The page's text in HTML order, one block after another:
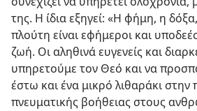
της. Η ίδια εξηγεί: «Η φήμη, η
πλούτη είναι εφήμεροι και
ζωή. Οι αληθινά ευγενείς και
υπηρετούμε τον Θεό και να
έστω και ένα μικρό λιθαράκι
πνευματικής βοήθειας στους